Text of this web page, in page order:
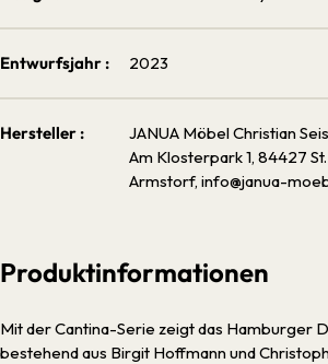
Entwurfsjahr : 2023
Hersteller :
JANUA Möbel Christian
Am Klosterpark 1, 84427
Armstorf, info@janua-
Produktinformationen
Mit der Cantina-Serie zeigt das Hamburger
bestehend aus Birgit Hoffmann und